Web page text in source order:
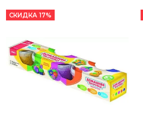
СКИДКА 17%